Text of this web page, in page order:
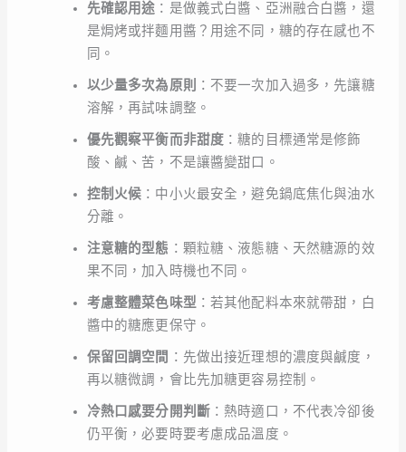
先確認用途 ：是做義式白醬、亞洲融合白醬，還
是焗烤或拌麵用醬？用途不同，糖的存在感也不
同。
以少量多次為原則
：不要一次加入過多，先讓糖
溶解，再試味調整。
優先觀察平衡而非甜度 ：糖的目標通常是修飾
酸、鹹、苦，不是讓醬變甜口。
控制火候 ：中小火最安全，避免鍋底焦化與油水
分離。
注意糖的型態 ：顆粒糖、液態糖、天然糖源的效
果不同，加入時機也不同。
考慮整體菜色味型：若其他配料本來就帶甜，白
醬中的糖應更保守。
保留回調空間 ：先做出接近理想的濃度與鹹度，
再以糖微調，會比先加糖更容易控制。
冷熱口感要分開判斷：熱時適口，不代表冷卻後
仍平衡，必要時要考慮成品溫度。